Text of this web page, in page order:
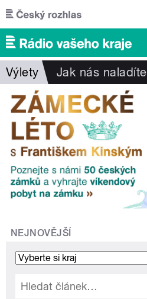
Přejít k hlavnímu obsahu
Výlety Jak nás naladíte
NEJNOVĚJŠÍ